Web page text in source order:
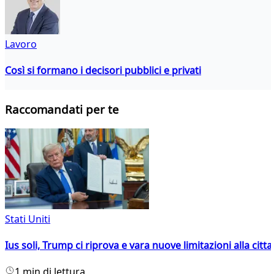
Lavoro
Così si formano i decisori pubblici e privati
Raccomandati per te
Stati Uniti
Ius soli, Trump ci riprova e vara nuove limitazioni alla